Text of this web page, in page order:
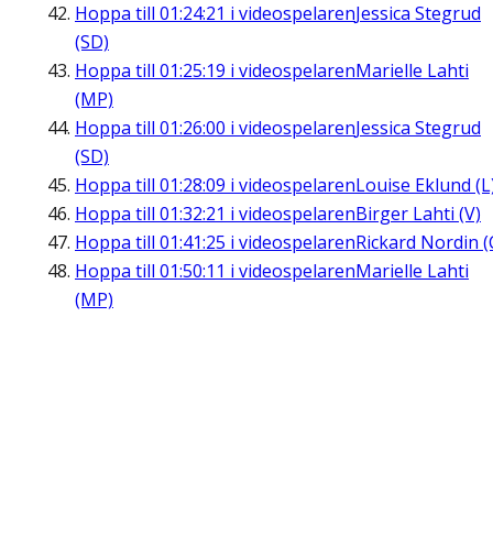
Hoppa till 01:24:21 i videospelarenJessica Stegrud
(SD)
Hoppa till 01:25:19 i videospelarenMarielle Lahti
(MP)
Hoppa till 01:26:00 i videospelarenJessica Stegrud
(SD)
Hoppa till 01:28:09 i videospelarenLouise Eklund
Hoppa till 01:32:21 i videospelarenBirger Lahti (V)
Hoppa till 01:41:25 i videospelarenRickard Nordin
Hoppa till 01:50:11 i videospelarenMarielle Lahti
(MP)